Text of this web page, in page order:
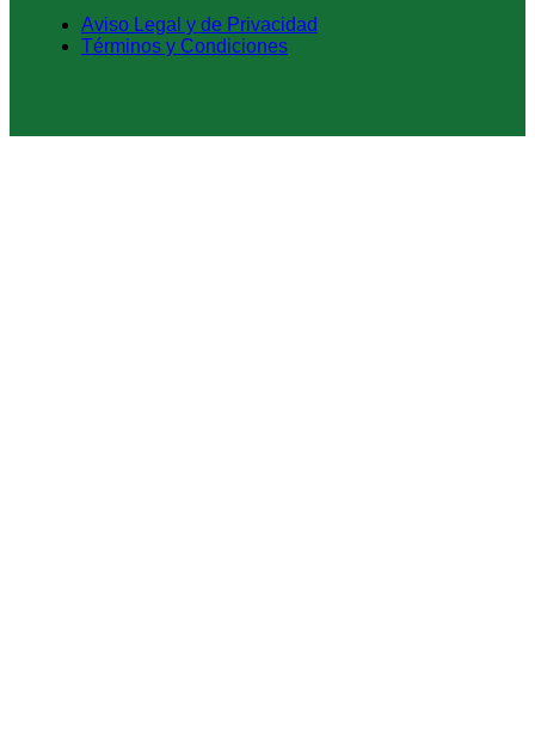
Aviso Legal y de Privacidad
Términos y Condiciones